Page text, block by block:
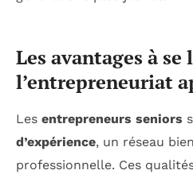
Les avantages à se
l’entrepreneuriat
Les entrepreneurs seniors
d’expérience, un réseau
professionnelle. Ces